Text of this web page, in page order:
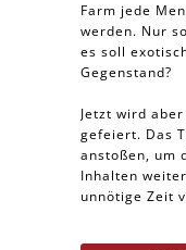
Farm jede
werden. Nur
es soll
Gegenstand?
Jetzt wird
gefeiert. Das
anstoßen, um
Inhalten
unnötige Zeit